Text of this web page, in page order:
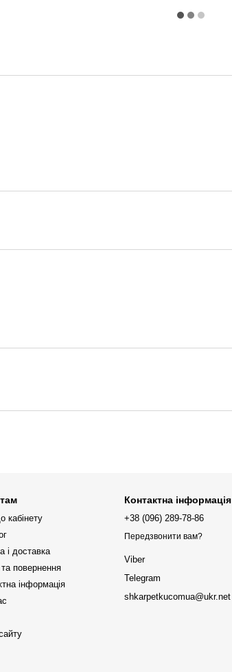
кабінету
і доставка
повернення
інформація
Контактна інформація
+38 (096) 289-78-86
Передзвонити вам?
Viber
Telegram
shkarpetkucomua@ukr.net